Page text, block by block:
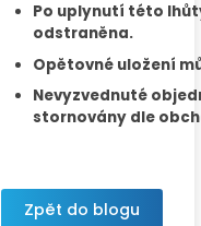
Po uplynutí této
odstraněna.
Opětovné uložení
Nevyzvednuté
stornovány dle
Zpět do blogu